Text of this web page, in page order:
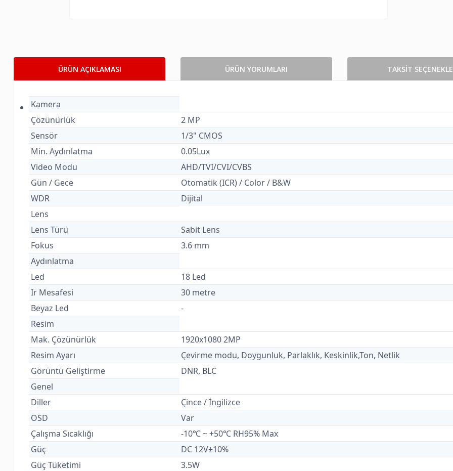
ÜRÜN AÇIKLAMASI ÜRÜN YORUMLARI TAKSİT
Kamera
Çözünürlük
2 MP
Sensör
1/3" CMOS
Min. Aydınlatma
0.05Lux
Video Modu
AHD/TVI/CVI/CVBS
Gün / Gece
Otomatik (ICR) / Color / B&W
WDR
Dijital
Lens
Lens Türü
Sabit Lens
Fokus
3.6 mm
Aydınlatma
Led
18 Led
Ir Mesafesi
30 metre
Beyaz Led
-
Resim
Mak. Çözünürlük
1920x1080 2MP
Resim Ayarı
Çevirme modu, Doygunluk, Parlaklık, Keskinlik,Ton, Netlik
Görüntü Geliştirme
DNR, BLC
Genel
Diller
Çince / İngilizce
OSD
Var
Çalışma Sıcaklığı
-10℃ ~ +50℃ RH95% Max
Güç
DC 12V±10%
Güç Tüketimi
3.5W